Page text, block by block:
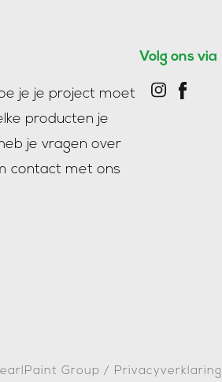
je je project moet
producten je
je vragen over
contact met ons
Volg ons via
Group / Privacyverklaring